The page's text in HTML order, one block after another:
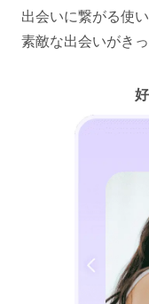
出会いに繋がる使
素敵な出会いがき